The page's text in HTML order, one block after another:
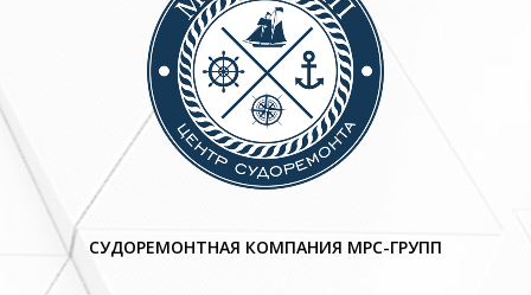
СУДОРЕМОНТНАЯ КОМПАНИЯ МРС-ГРУПП